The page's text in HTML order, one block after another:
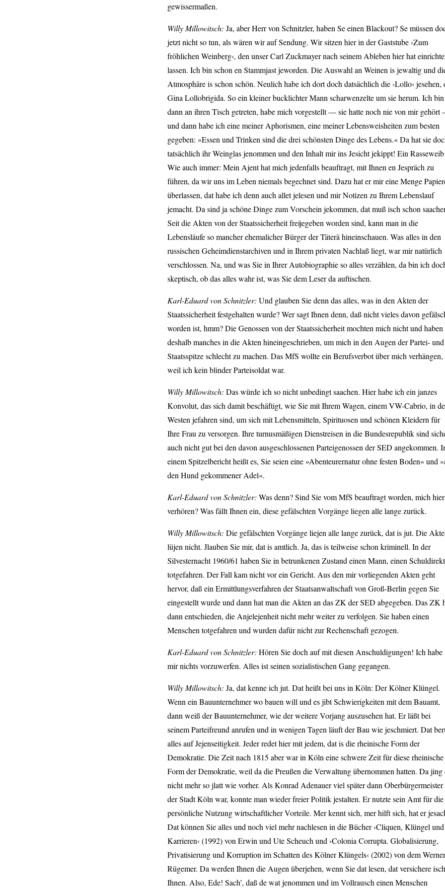
gewissermaßen.
Willy Millowitsch: Ja, aber Herr von Schnitzler, haben Se einen Blackout? Se müssen
jetzt nicht so tun, als wären wir auf Sendung. Wir sitzen hier in der Gaststube ›Zum
fröhlichen Weinberg‹, den unser Carl Zuckmayer nach seinem Ableben hier hat
lassen. Ich bin schon en Stammjast jeworden. Die Auswahl an Weinen is jewaltig und
Atmosphäre is schon schön. Neulich habe ich dort doch datsächlich die ›Lollo‹ jesehen,
Gina Lollobrigida. So ein kleiner bucklichter Mann scharwenzelte um sie herum. Ich bin
dann an ihren Tisch getreten, habe mich vorgestellt — sie hatte noch nie von mir
und dann habe ich eine meiner Aphorismen, eine meiner Lebensweisheiten zum besten
gegeben: »Essen und Trinken sind die drei schönsten Dinge des Lebens.« Da hat sie
tatsächlich ihr Weinglas jenommen und den Inhalt mir ins Jesicht jekippt! Ein
Wie auch immer: Mein Ajent hat mich jedenfalls beauftragt, mit Ihnen en Jespräch zu
führen, da wir uns im Leben niemals begechnet sind. Dazu hat er mir eine Menge
überlassen, dat habe ich denn auch allet jelesen und mir Notizen zu Ihrem Lebenslauf
jemacht. Da sind ja schöne Dinge zum Vorschein jekommen, dat muß isch schon
Seit die Akten von der Staatssicherheit freijegeben worden sind, kann man in die
Lebensläufe so mancher ehemalicher Bürger der Täterä hineinschauen. Was alles in den
russischen Geheimdienstarchiven und in Ihrem privaten Nachlaß liegt, war mir natürlich
verschlossen. Na, und was Sie in Ihrer Autobiographie so alles verzählen, da bin ich
skeptisch, ob das alles wahr ist, was Sie dem Leser da auftischen.
Karl-Eduard von Schnitzler: Und glauben Sie denn das alles, was in den Akten der
Staatssicherheit festgehalten wurde? Wer sagt Ihnen denn, daß nicht vieles davon
worden ist, hmm? Die Genossen von der Staatssicherheit mochten mich nicht und haben
deshalb manches in die Akten hineingeschrieben, um mich in den Augen der Partei- und
Staatsspitze schlecht zu machen. Das MfS wollte ein Berufsverbot über mich verhängen,
weil ich kein blinder Parteisoldat war.
Willy Millowitsch: Das würde ich so nicht unbedingt saachen. Hier habe ich ein janzes
Konvolut, das sich damit beschäftigt, wie Sie mit Ihrem Wagen, einem VW-Cabrio, in
Westen jefahren sind, um sich mit Lebensmitteln, Spirituosen und schönen Kleidern für
Ihre Frau zu versorgen. Ihre turnusmäßigen Dienstreisen in die Bundesrepublik sind
auch nicht gut bei den davon ausgeschlossenen Parteigenossen der SED angekommen.
einem Spitzelbericht heißt es, Sie seien eine »Abenteurernatur ohne festen Boden« und
den Hund gekommener Adel«.
Karl-Eduard von Schnitzler: Was denn? Sind Sie vom MfS beauftragt worden, mich
verhören? Was fällt Ihnen ein, diese gefälschten Vorgänge liegen alle lange zurück.
Willy Millowitsch: Die gefälschten Vorgänge liejen alle lange zurück, dat is jut. Die
lüjen nicht. Jlauben Sie mir, dat is amtlich. Ja, das is teilweise schon kriminell. In der
Silvesternacht 1960/61 haben Sie in betrunkenen Zustand einen Mann, einen
totgefahren. Der Fall kam nicht vor ein Gericht. Aus den mir vorliegenden Akten geht
hervor, daß ein Ermittlungsverfahren der Staatsanwaltschaft von Groß-Berlin gegen Sie
eingestellt wurde und dann hat man die Akten an das ZK der SED abgegeben. Das ZK
dann entschieden, die Anjelejenheit nicht mehr weiter zu verfolgen. Sie haben einen
Menschen totgefahren und wurden dafür nicht zur Rechenschaft gezogen.
Karl-Eduard von Schnitzler: Hören Sie doch auf mit diesen Anschuldigungen! Ich habe
mir nichts vorzuwerfen. Alles ist seinen sozialistischen Gang gegangen.
Willy Millowitsch: Ja, dat kenne ich jut. Dat heißt bei uns in Köln: Der Kölner Klüngel.
Wenn ein Bauunternehmer wo bauen will und es jibt Schwierigkeiten mit dem Bauamt,
dann weiß der Bauunternehmer, wie der weitere Vorjang auszusehen hat. Er läßt bei
seinem Parteifreund anrufen und in wenigen Tagen läuft der Bau wie jeschmiert. Dat
alles auf Jejenseitigkeit. Jeder redet hier mit jedem, dat is die rheinische Form der
Demokratie. Die Zeit nach 1815 aber war in Köln eine schwere Zeit für diese rheinische
Form der Demokratie, weil da die Preußen die Verwaltung übernommen hatten. Da jing
nicht mehr so jlatt wie vorher. Als Konrad Adenauer viel später dann Oberbürgermeister
der Stadt Köln war, konnte man wieder freier Politik jestalten. Er nutzte sein Amt für die
persönliche Nutzung wirtschaftlicher Vorteile. Mer kennt sich, mer hilft sich, hat er
Dat können Sie alles und noch viel mehr nachlesen in die Bücher ›Cliquen, Klüngel und
Karrieren‹ (1992) von Erwin und Ute Scheuch und ›Colonia Corrupta. Globalisierung,
Privatisierung und Korruption im Schatten des Kölner Klüngels‹ (2002) von dem Werner
Rügemer. Da werden Ihnen die Augen überjehen, wenn Sie dat lesen, dat versichere isch
Ihnen. Also, Ede! Sach’, daß de wat jenommen und im Vollrausch einen Menschen